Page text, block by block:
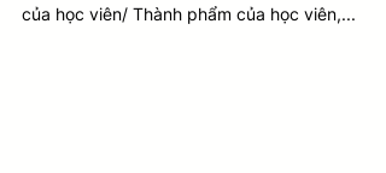
của học viên/ Thành phẩm của học viên,...